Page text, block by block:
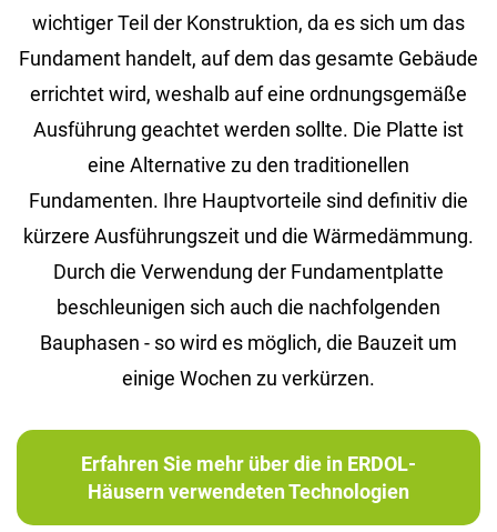
wichtiger Teil der Konstruktion, da es sich um das
Fundament handelt, auf dem das gesamte Gebäude
errichtet wird, weshalb auf eine ordnungsgemäße
Ausführung geachtet werden sollte. Die Platte ist
eine Alternative zu den traditionellen
Fundamenten. Ihre Hauptvorteile sind definitiv die
kürzere Ausführungszeit und die Wärmedämmung.
Durch die Verwendung der Fundamentplatte
beschleunigen sich auch die nachfolgenden
Bauphasen - so wird es möglich, die Bauzeit um
einige Wochen zu verkürzen.
Erfahren Sie mehr über die in ERDOL-
Häusern verwendeten Technologien